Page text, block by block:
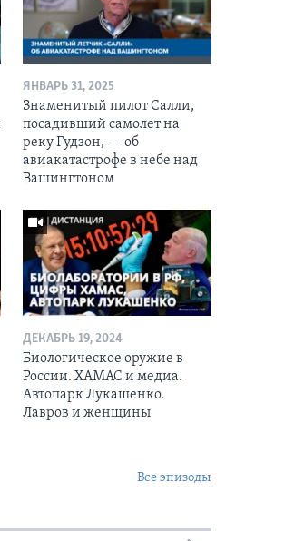
ЯНВАРЬ 31, 2025
Знаменитый пилот Салли,
посадивший самолет на
реку Гудзон, — об
авиакатастрофе в небе над
Вашингтоном
ДЕКАБРЬ 19, 2024
Биологическое оружие в
России. ХАМАС и медиа.
Автопарк Лукашенко.
Лавров и женщины
Все эпизоды